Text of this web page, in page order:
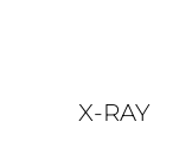
X-RAY